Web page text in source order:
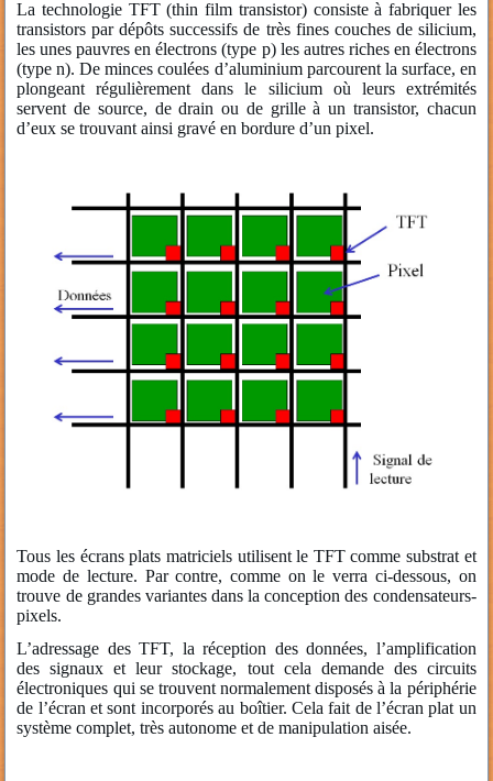
La technologie TFT (thin film transistor) consiste à fabriquer les
transistors par dépôts successifs de très fines couches de silicium,
les unes pauvres en électrons (type p) les autres riches en électrons
(type n). De minces coulées d’aluminium parcourent la surface, en
plongeant régulièrement dans le silicium où leurs extrémités
servent de source, de drain ou de grille à un transistor, chacun
d’eux se trouvant ainsi gravé en bordure d’un pixel.
Tous les écrans plats matriciels utilisent le TFT comme substrat et
mode de lecture. Par contre, comme on le verra ci-dessous, on
trouve de grandes variantes dans la conception des condensateurs-
pixels.
L’adressage des TFT, la réception des données, l’amplification
des signaux et leur stockage, tout cela demande des circuits
électroniques qui se trouvent normalement disposés à la périphérie
de l’écran et sont incorporés au boîtier. Cela fait de l’écran plat un
système complet, très autonome et de manipulation aisée.